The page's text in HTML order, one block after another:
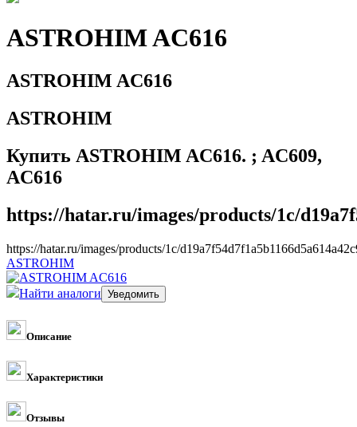
ASTROHIM AC616
ASTROHIM AC616
ASTROHIM
Купить ASTROHIM AC616. ; AC609,
AC616
https://hatar.ru/images/products/1c/
https://hatar.ru/images/products/1c/
ASTROHIM
Найти аналоги
Описание
Характеристики
Отзывы